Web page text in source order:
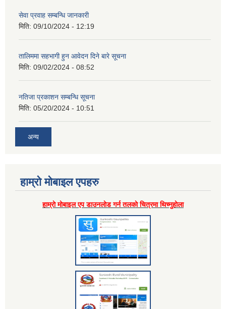
सेवा प्रवाह सम्बन्धि जानकारी
मिति: 09/10/2024 - 12:19
तालिममा सहभागी हुन आवेदन दिने बारे सूचना
मिति: 09/02/2024 - 08:52
नतिजा प्रकाशन सम्बन्धि सूचना
मिति: 05/20/2024 - 10:51
अन्य
हाम्राे माेबाइल एपहरु
हाम्राे माेबाइल एप डाउनलाेड गर्न तलकाे चित्रमा थिच्नुहाेला